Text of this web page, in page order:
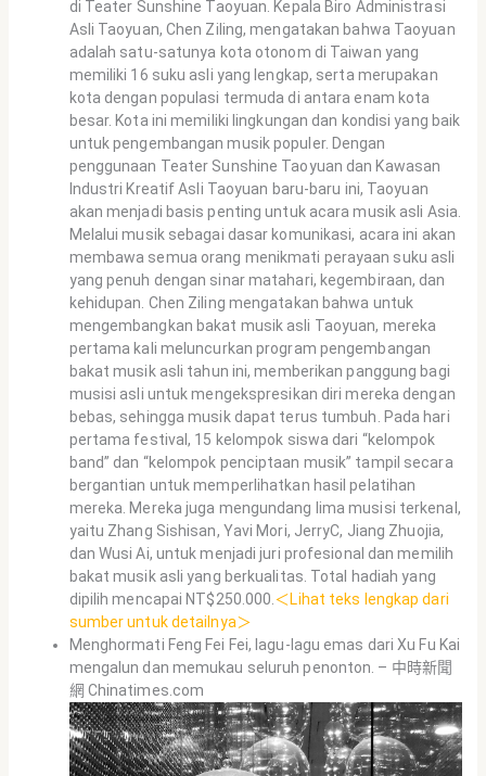
di Teater Sunshine Taoyuan. Kepala Biro Administrasi
Asli Taoyuan, Chen Ziling, mengatakan bahwa Taoyuan
adalah satu-satunya kota otonom di Taiwan yang
memiliki 16 suku asli yang lengkap, serta merupakan
kota dengan populasi termuda di antara enam kota
besar. Kota ini memiliki lingkungan dan kondisi yang baik
untuk pengembangan musik populer. Dengan
penggunaan Teater Sunshine Taoyuan dan Kawasan
Industri Kreatif Asli Taoyuan baru-baru ini, Taoyuan
akan menjadi basis penting untuk acara musik asli Asia.
Melalui musik sebagai dasar komunikasi, acara ini akan
membawa semua orang menikmati perayaan suku asli
yang penuh dengan sinar matahari, kegembiraan, dan
kehidupan. Chen Ziling mengatakan bahwa untuk
mengembangkan bakat musik asli Taoyuan, mereka
pertama kali meluncurkan program pengembangan
bakat musik asli tahun ini, memberikan panggung bagi
musisi asli untuk mengekspresikan diri mereka dengan
bebas, sehingga musik dapat terus tumbuh. Pada hari
pertama festival, 15 kelompok siswa dari “kelompok
band” dan “kelompok penciptaan musik” tampil secara
bergantian untuk memperlihatkan hasil pelatihan
mereka. Mereka juga mengundang lima musisi terkenal,
yaitu Zhang Sishisan, Yavi Mori, JerryC, Jiang Zhuojia,
dan Wusi Ai, untuk menjadi juri profesional dan memilih
bakat musik asli yang berkualitas. Total hadiah yang
dipilih mencapai NT$250.000. ＜Lihat teks lengkap dari
sumber untuk detailnya＞
Menghormati Feng Fei Fei, lagu-lagu emas dari Xu Fu Kai
mengalun dan memukau seluruh penonton. – 中時新聞
網 Chinatimes.com